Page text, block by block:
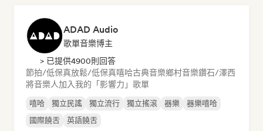
ADAD Audio
歌單音樂博主
> 已提供4900則回答
節拍/低保真放鬆/低保真嘻哈古典音樂鄉村音樂鑽石/澤西
將音樂人加入我的「影響力」歌單
嘻哈 獨立民謠 獨立流行 獨立搖滾 器樂
器樂嘻哈
國際饒舌
英語饒舌